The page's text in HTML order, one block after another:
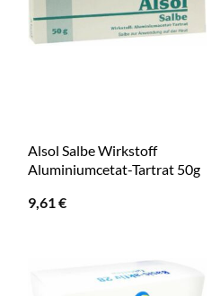
Alsol Salbe Wirkstoff
Aluminiumcetat-Tartrat 50g
9,61€